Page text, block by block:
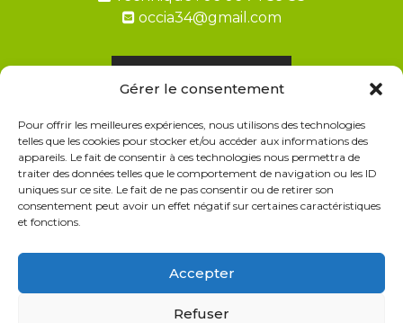
Gérer le consentement
Pour offrir les meilleures expériences, nous utilisons des technologies
telles que les cookies pour stocker et/ou accéder aux informations des
appareils. Le fait de consentir à ces technologies nous permettra de
traiter des données telles que le comportement de navigation ou les ID
uniques sur ce site. Le fait de ne pas consentir ou de retirer son
consentement peut avoir un effet négatif sur certaines caractéristiques
et fonctions.
Accepter
Refuser
occia34@gmail.com
Paiement en 2, 3, 4 fois avec ALMA
FAQ Livraisons & Retours
CGV
Politique de cookies
Politique de confidentialité